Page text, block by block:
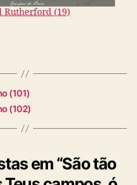
Rutherford (19)
(101)
(102)
em “São tão